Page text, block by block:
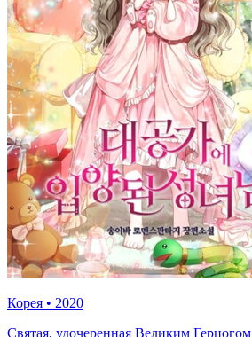
Корея • 2020
Святая, удочеренная Великим Герцогом